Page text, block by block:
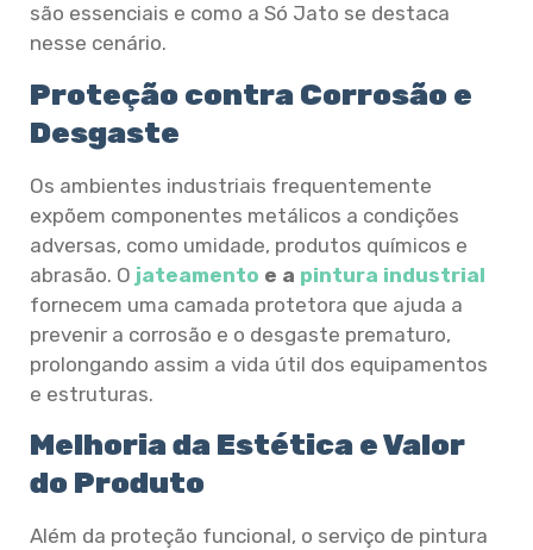
são essenciais e como a Só Jato se destaca
nesse cenário.
Proteção contra Corrosão e
Desgaste
Os ambientes industriais frequentemente
expõem componentes metálicos a condições
adversas, como umidade, produtos químicos e
abrasão. O jateamento e a pintura industrial
fornecem uma camada protetora que ajuda a
prevenir a corrosão e o desgaste prematuro,
prolongando assim a vida útil dos equipamentos
e estruturas.
Melhoria da Estética e Valor
do Produto
Além da proteção funcional, o serviço de pintura